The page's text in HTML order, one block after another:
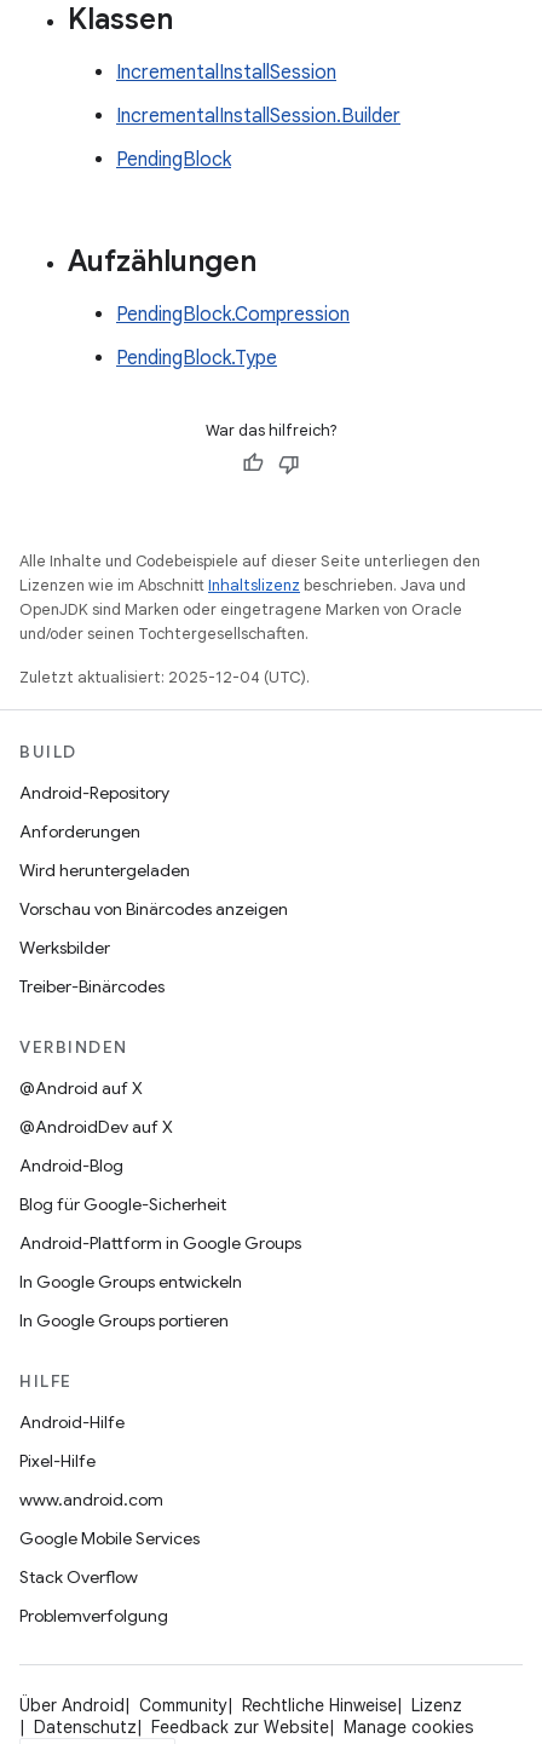
Klassen
IncrementalInstallSession
IncrementalInstallSession.Builder
PendingBlock
Aufzählungen
PendingBlock.Compression
PendingBlock.Type
War das hilfreich?
Alle Inhalte und Codebeispiele auf dieser Seite unterliegen den
Lizenzen wie im AbschnittInhaltslizenz beschrieben. Java und
OpenJDK sind Marken oder eingetragene Marken von Oracle
und/oder seinen Tochtergesellschaften.
Zuletzt aktualisiert: 2025-12-04 (UTC).
BUILD
Android-Repository
Anforderungen
Wird heruntergeladen
Vorschau von Binärcodes anzeigen
Werksbilder
Treiber-Binärcodes
VERBINDEN
@Android auf X
@AndroidDev auf X
Android-Blog
Blog für Google-Sicherheit
Android-Plattform in Google Groups
In Google Groups entwickeln
In Google Groups portieren
HILFE
Android-Hilfe
Pixel-Hilfe
www.android.com
Google Mobile Services
Stack Overflow
Problemverfolgung
Über Android Community Rechtliche Hinweise
Lizenz
Datenschutz
Feedback zur Website Manage cookies